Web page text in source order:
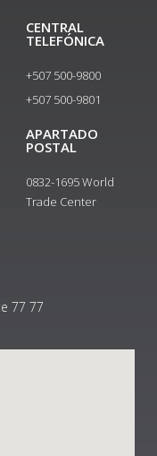
CENTRAL
TELEFÓNICA
+507 500-9800
+507 500-9801​
APARTADO
POSTAL
0832-1695 World
Trade Center
77 77